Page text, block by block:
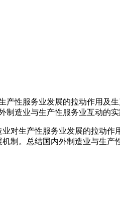
性服务业发展的拉动作用
造业与生产性服务业互动的
对生产性服务业发展的拉动
制。总结国内外制造业与生产